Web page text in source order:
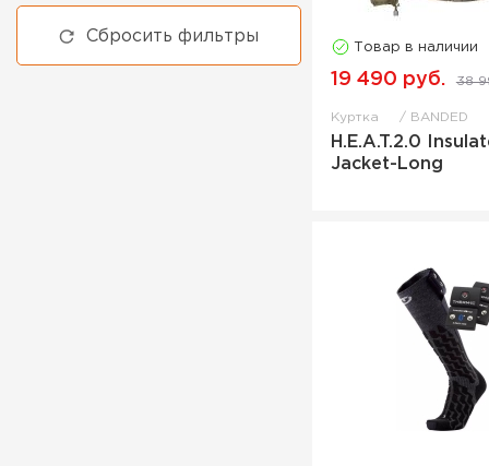
Сбросить фильтры
Товар в наличии
19 490 руб. 38
Куртка BANDED
H.E.A.T.2.0
Jacket-Long